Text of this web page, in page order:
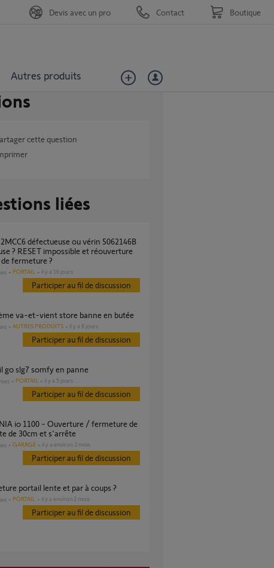
Autres produits
Devis avec un pro Contact Boutique
cette question
liées
? RESET impossible et réouverture
fermeture ?
PORTAIL il y a 16 jours
Participer au fil de discussion
va-et-vient store banne en butée
AUTRES PRODUITS il y a 8 jours
Participer au fil de discussion
go slg7 somfy en panne
PORTAIL il y a 5 jours
Participer au fil de discussion
de 30cm et s'arrête
GARAGE il y a environ 2 mois
Participer au fil de discussion
portail lente et par à coups ?
PORTAIL il y a environ 2 mois
Participer au fil de discussion